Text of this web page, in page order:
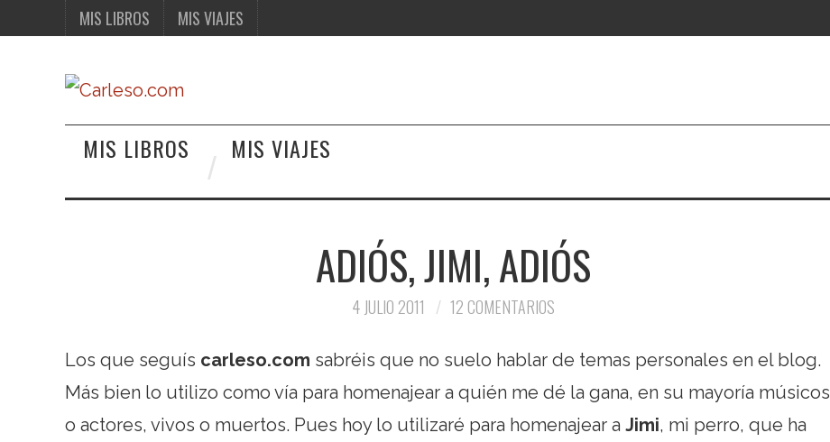
MIS LIBROS MIS VIAJES
MIS LIBROS MIS VIAJES
ADIÓS, JIMI, ADIÓS
4 JULIO 2011 12 COMENTARIOS
Los que seguís carleso.com sabréis que no suelo hablar de temas personales en el blog.
Más bien lo utilizo como vía para homenajear a quién me dé la gana, en su mayoría músicos
o actores, vivos o muertos. Pues hoy lo utilizaré para homenajear a Jimi, mi perro, que ha